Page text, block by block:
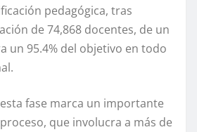
pedagógica, tras
de 74,868 docentes, de un
un 95.4% del objetivo en todo
fase marca un importante
que involucra a más de